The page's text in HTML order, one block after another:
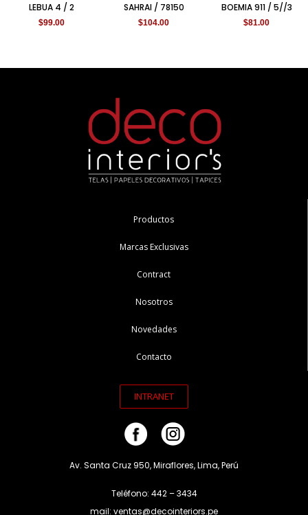
LEBUA 4 / 2
$99.00
SAHRAI / 78150
$104.00
BOEMIA 911 / 5//3
$81.00
Productos
Marcas Exclusivas
Contract
Nosotros
Novedades
Contacto
INTRANET
Av. Santa Cruz 950, Miraflores, Lima, Perú
Teléfono: 442 – 3434
mail: ventas@decointeriors.pe